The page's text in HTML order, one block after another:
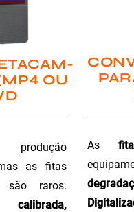
OU
as fitas
são raros.
As